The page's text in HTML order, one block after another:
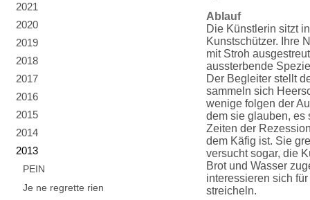
2021
2020
2019
2018
2017
2016
2015
2014
2013
PEIN
Je ne regrette rien
Ablauf
Die Künstlerin sitzt
Kunstschützer. Ihre
mit Stroh
aussterbende
Der Begleiter stellt
sammeln sich
wenige folgen der
dem sie glauben, es
Zeiten der
dem Käfig ist. Sie
versucht sogar, die
Brot und Wasser
interessieren sich
streicheln.